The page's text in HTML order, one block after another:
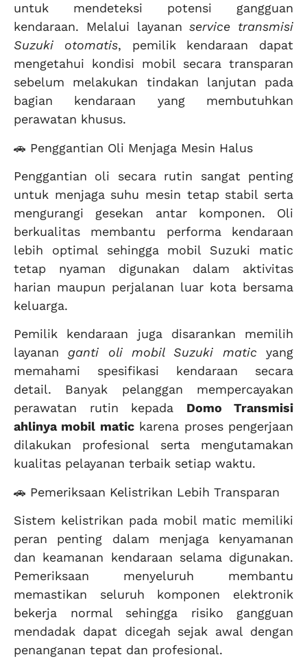
untuk mendeteksi potensi gangguan
kendaraan. Melalui layananservice transmisi
Suzuki otomatis, pemilik kendaraan dapat
mengetahui kondisi mobil secara transparan
sebelum melakukan tindakan lanjutan pada
bagian kendaraan yang membutuhkan
perawatan khusus.
🚗 Penggantian Oli Menjaga Mesin Halus
Penggantian oli secara rutin sangat penting
untuk menjaga suhu mesin tetap stabil serta
mengurangi gesekan antar komponen. Oli
berkualitas membantu performa kendaraan
lebih optimal sehingga mobil Suzuki matic
tetap nyaman digunakan dalam aktivitas
harian maupun perjalanan luar kota bersama
keluarga.
Pemilik kendaraan juga disarankan memilih
layanan ganti oli mobil Suzuki maticyang
memahami spesifikasi kendaraan secara
detail. Banyak pelanggan mempercayakan
perawatan rutin kepada Domo Transmisi
ahlinya mobil matickarena proses pengerjaan
dilakukan profesional serta mengutamakan
kualitas pelayanan terbaik setiap waktu.
🚗 Pemeriksaan Kelistrikan Lebih Transparan
Sistem kelistrikan pada mobil matic memiliki
peran penting dalam menjaga kenyamanan
dan keamanan kendaraan selama digunakan.
Pemeriksaan menyeluruh membantu
memastikan seluruh komponen elektronik
bekerja normal sehingga risiko gangguan
mendadak dapat dicegah sejak awal dengan
penanganan tepat dan profesional.